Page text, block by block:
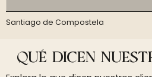
Santiago de Compostela
QUÉ DICEN